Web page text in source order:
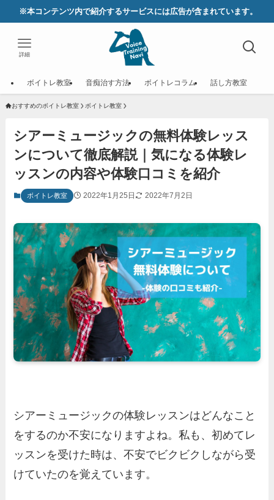
※本コンテンツ内で紹介するサービスには広告が含まれています。
詳細
ボイトレ教室 音痴治す方法 ボイトレコラム 話し方教室
おすすめのボイトレ教室 ボイトレ教室
シアーミュージックの無料体験レッス
ンについて徹底解説｜気になる体験レ
ッスンの内容や体験口コミを紹介
ボイトレ教室 2022年1月25日 2022年7月2日
シアーミュージックの体験レッスンはどんなこと
をするのか不安になりますよね。私も、初めてレ
ッスンを受けた時は、不安でビクビクしながら受
けていたのを覚えています。